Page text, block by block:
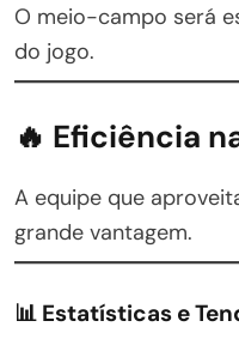
O meio-campo será
do jogo.
🔥 Eficiência
A equipe que
grande vantagem.
📊 Estatísticas e